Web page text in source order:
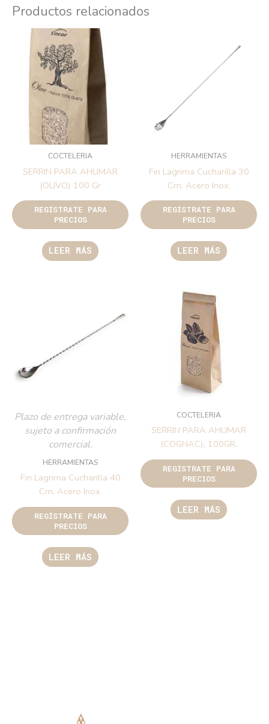
Productos relacionados
COCTELERIA
SERRIN PARA AHUMAR
(OLIVO) 100 Gr
REGÍSTRATE PARA
PRECIOS
LEER MÁS
HERRAMIENTAS
Fin Lagrima Cucharilla 30
Cm. Acero Inox.
REGÍSTRATE PARA
PRECIOS
LEER MÁS
Plazo de entrega variable,
sujeto a confirmación
comercial.
HERRAMIENTAS
Fin Lagrima Cucharilla 40
Cm. Acero Inox.
REGÍSTRATE PARA
PRECIOS
LEER MÁS
COCTELERIA
SERRIN PARA AHUMAR
(COGNAC), 100GR.
REGÍSTRATE PARA
PRECIOS
LEER MÁS